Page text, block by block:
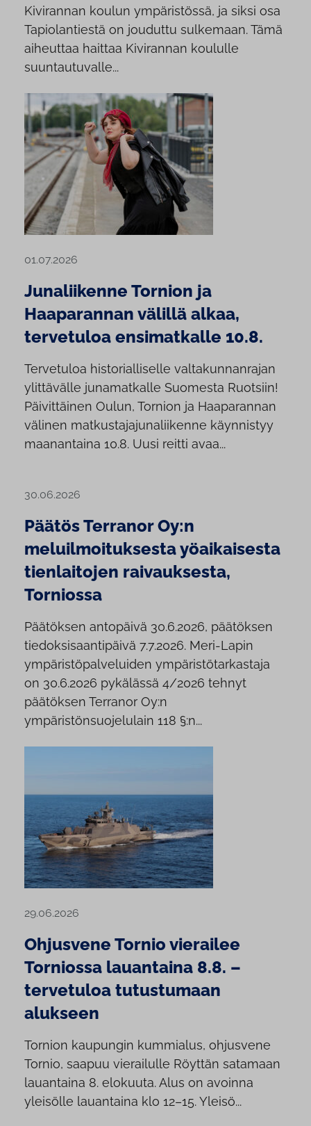
Kivirannan koulun ympäristössä, ja siksi osa
Tapiolantiestä on jouduttu sulkemaan. Tämä
aiheuttaa haittaa Kivirannan koululle
suuntautuvalle...
01.07.2026
Junaliikenne Tornion ja
Haaparannan välillä alkaa,
tervetuloa ensimatkalle 10.8.
Tervetuloa historialliselle valtakunnanrajan
ylittävälle junamatkalle Suomesta Ruotsiin!
Päivittäinen Oulun, Tornion ja Haaparannan
välinen matkustajajunaliikenne käynnistyy
maanantaina 10.8. Uusi reitti avaa...
30.06.2026
Päätös Terranor Oy:n
meluilmoituksesta yöaikaisesta
tienlaitojen raivauksesta,
Torniossa
Päätöksen antopäivä 30.6.2026, päätöksen
tiedoksisaantipäivä 7.7.2026. Meri-Lapin
ympäristöpalveluiden ympäristötarkastaja
on 30.6.2026 pykälässä 4/2026 tehnyt
päätöksen Terranor Oy:n
ympäristönsuojelulain 118 §:n...
29.06.2026
Ohjusvene Tornio vierailee
Torniossa lauantaina 8.8. –
tervetuloa tutustumaan
alukseen
Tornion kaupungin kummialus, ohjusvene
Tornio, saapuu vierailulle Röyttän satamaan
lauantaina 8. elokuuta. Alus on avoinna
yleisölle lauantaina klo 12–15. Yleisö...